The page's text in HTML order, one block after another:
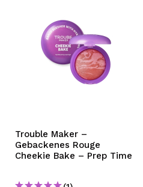
Trouble Maker –
Gebackenes Rouge
Cheekie Bake – Prep Time